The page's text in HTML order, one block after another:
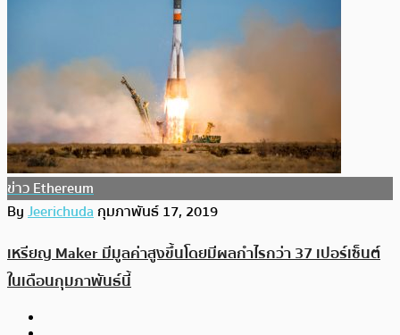
ข่าว Ethereum
ByJeerichudaกุมภาพันธ์ 17, 2019
เหรียญ Maker มีมูลค่าสูงขึ้นโดยมีผลกำไรกว่า 37 เปอร์เซ็นต์
ในเดือนกุมภาพันธ์นี้